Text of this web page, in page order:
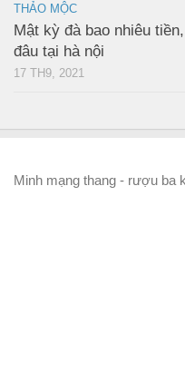
THẢO MỘC
Mật kỳ đà bao nhiêu
đâu tại hà nội
17 TH9, 2021
Minh mạng thang - rượu ba